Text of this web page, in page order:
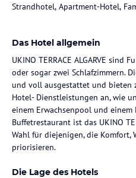
Strandhotel, Apartment-Hotel,
Das Hotel allgemein
UKINO TERRACE ALGARVE sind
oder sogar zwei Schlafzimmern.
und voll ausgestattet und bieten
Hotel- Dienstleistungen an, wie
einem Erwachsenpool und einem
Buffetrestaurant ist das UKINO
Wahl für diejenigen, die Komfort,
priorisieren.
Die Lage des Hotels